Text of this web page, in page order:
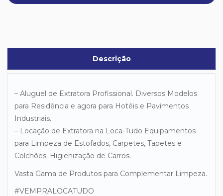
Descrição
– Aluguel de Extratora Profissional. Diversos Modelos
para Residência e agora para Hotéis e Pavimentos
Industriais.
– Locação de Extratora na Loca-Tudo Equipamentos
para Limpeza de Estofados, Carpetes, Tapetes e
Colchões. Higienização de Carros.
Vasta Gama de Produtos para Complementar Limpeza.
#VEMPRALOCATUDO